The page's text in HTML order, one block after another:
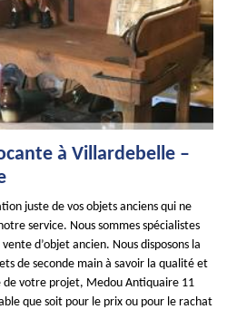
à Villardebelle –
juste de vos objets anciens qui ne
service. Nous sommes spécialistes
d’objet ancien. Nous disposons la
de seconde main à savoir la qualité et
de votre projet, Medou Antiquaire 11
que soit pour le prix ou pour le rachat